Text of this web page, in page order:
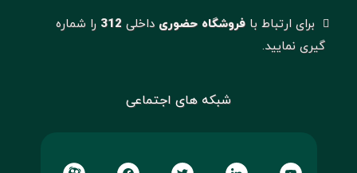
برای ارتباط با فروشگاه حضوریداخلی 312 را شماره
گیری نمایید.
شبکه های اجتماعی